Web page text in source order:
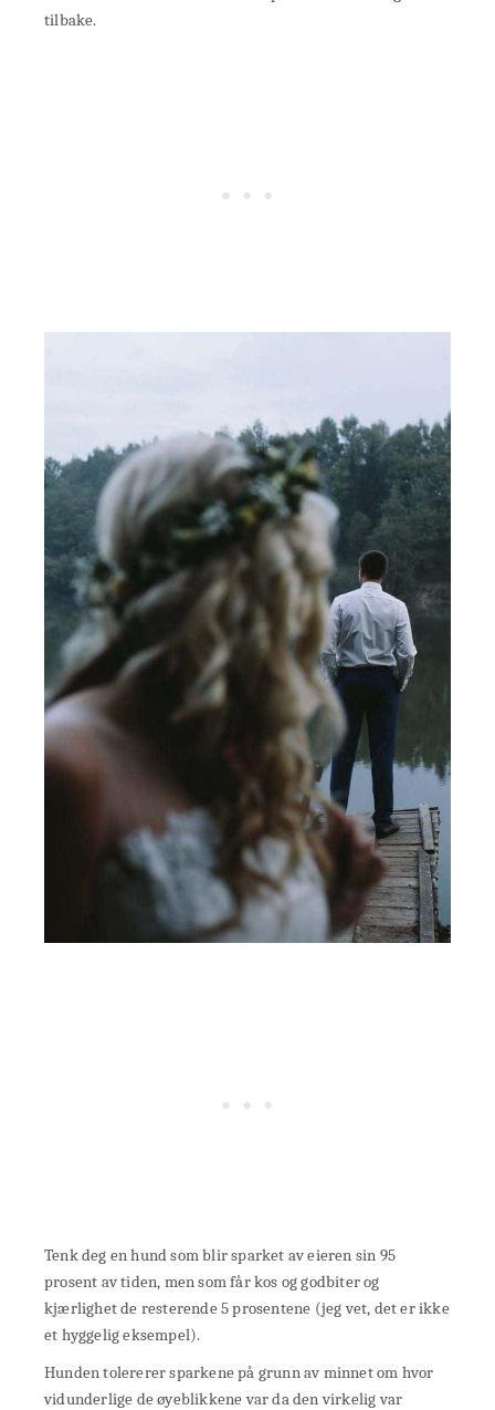
tilbake.
Tenk deg en hund som blir sparket av eieren sin 95
prosent av tiden, men som får kos og godbiter og
kjærlighet de resterende 5 prosentene (jeg vet, det er ikke
et hyggelig eksempel).
Hunden tolererer sparkene på grunn av minnet om hvor
vidunderlige de øyeblikkene var da den virkelig var